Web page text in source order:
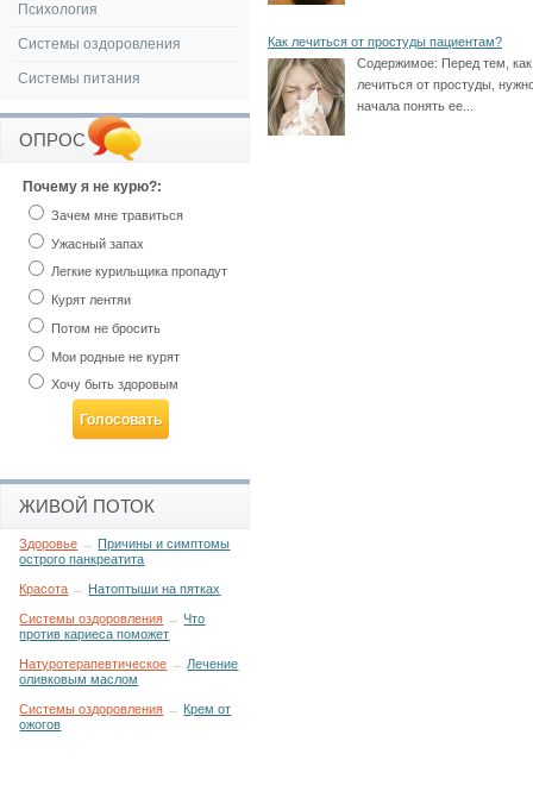
Как лечиться от простуды пациентам?
Содержимое: Перед тем, как
лечиться от простуды,
начала понять ее...
Психология
Системы оздоровления
Системы питания
ОПРОС
Почему я не курю?:
Зачем мне травиться
Ужасный запах
Легкие курильщика пропадут
Курят лентяи
Потом не бросить
Мои родные не курят
Хочу быть здоровым
ЖИВОЙ ПОТОК
Здоровье → Причины и симптомы
острого панкреатита
Красота → Натоптыши на пятках
Системы оздоровления →Что
против кариеса поможет
Натуротерапевтическое → Лечение
оливковым маслом
Системы оздоровления → Крем от
ожогов